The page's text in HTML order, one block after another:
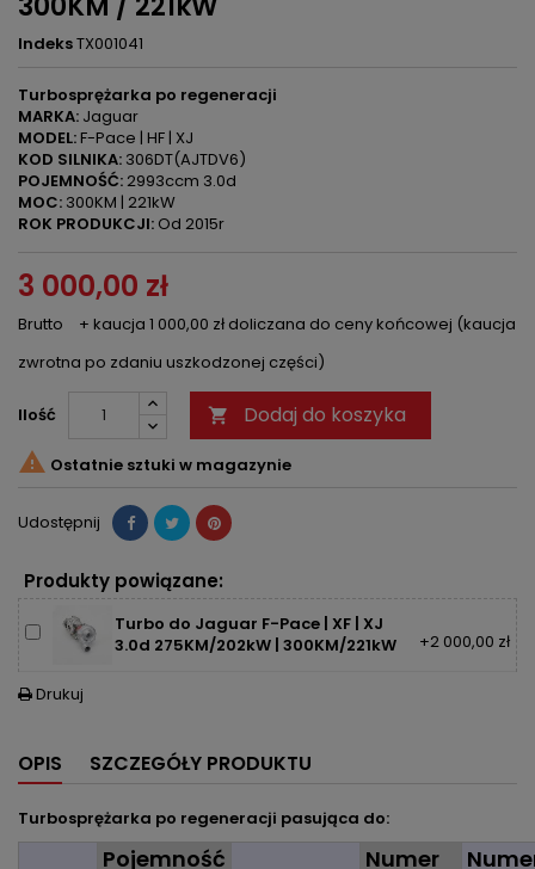
IndeksTX001041
Turbosprężarka po regeneracji
MARKA: Jaguar
MODEL:F-Pace | HF | XJ
KOD SILNIKA: 306DT(AJTDV6)
POJEMNOŚĆ: 2993ccm 3.0d
MOC: 300KM | 221kW
ROK PRODUKCJI: Od 2015r
3 000,00 zł
Brutto
+ kaucja 1 000,00 zł doliczana do ceny końcowej (kaucja
zwrotna po zdaniu uszkodzonej części)
Ilość  Dodaj do koszyka
 Ostatnie sztuki w magazynie
Udostępnij
Produkty powiązane:
Turbo do Jaguar F-Pace | XF | XJ
3.0d 275KM/202kW | 300KM/221kW
+2 000,00 zł
 Drukuj
OPIS SZCZEGÓŁY PRODUKTU
Turbosprężarka po regeneracji pasująca do:
Pojemność Numer